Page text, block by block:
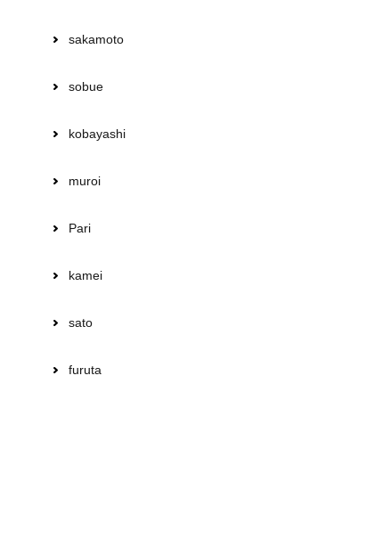
sakamoto
sobue
kobayashi
muroi
Pari
kamei
sato
furuta